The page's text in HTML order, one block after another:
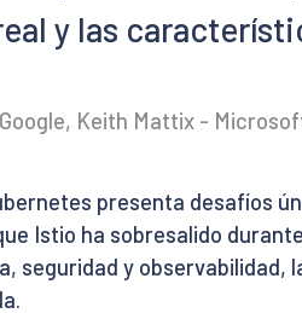
y las
Keith Mattix -
presenta
Istio ha sobresalido
y observabilidad,